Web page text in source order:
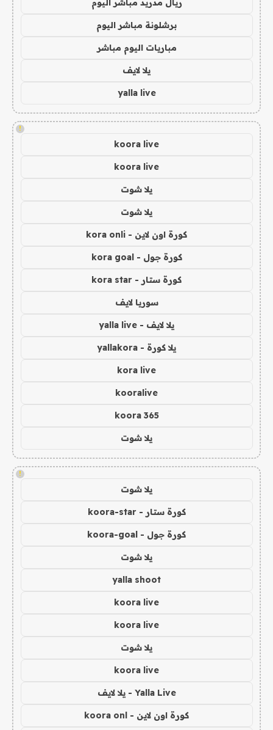
برشلونة مباشر اليوم
مباريات اليوم مباشر
يلا لايف
yalla live
!
koora live
koora live
يلا شوت
يلا شوت
كورة اون لاين - kora onli
كورة جول - kora goal
كورة ستار - kora star
سوريا لايف
يلا لايف - yalla live
يلا كورة - yallakora
kora live
kooralive
koora 365
يلا شوت
!
يلا شوت
كورة ستار - koora-star
كورة جول - koora-goal
يلا شوت
yalla shoot
koora live
koora live
يلا شوت
koora live
Yalla Live - يلا لايف
كورة اون لاين - koora onl